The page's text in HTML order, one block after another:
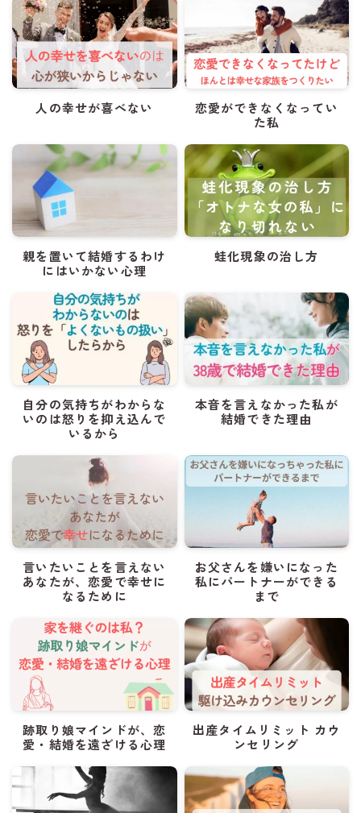
人の幸せが喜べない
恋愛ができなくなってい
た私
親を置いて結婚するわけ
にはいかない心理
蛙化現象の治し方
自分の気持ちがわからな
いのは怒りを抑え込んで
いるから
本音を言えなかった私が
結婚できた理由
言いたいことを言えない
あなたが、恋愛で幸せに
なるために
お父さんを嫌いになった
私にパートナーができる
まで
跡取り娘マインドが、恋
愛・結婚を遠ざける心理
出産タイムリミット カウ
ンセリング